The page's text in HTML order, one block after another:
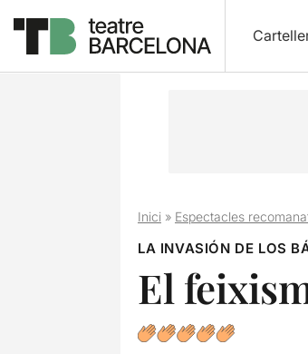
Inici» Espectacles
LA INVASIÓN DE LOS
El